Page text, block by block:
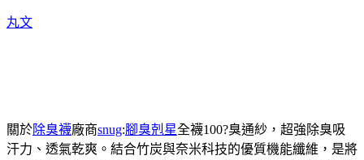
丸文
關於除臭襪廠商snug:腳臭剋星全襪100?臭通紗，超強除臭吸
汗力、透氣乾爽。結合竹炭與奈米科技的優質機能纖維，是將